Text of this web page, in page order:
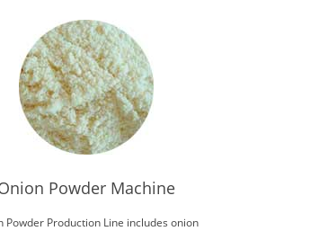
Powder Machine
Powder Production Line includes onion